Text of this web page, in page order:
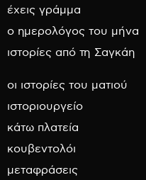
έχεις γράμμα
ο ημερολόγος του μήνα
ιστορίες από τη Σαγκάη
οι ιστορίες του ματιού
ιστοριουργείο
κάτω πλατεία
κουβεντολόι
μεταφράσεις